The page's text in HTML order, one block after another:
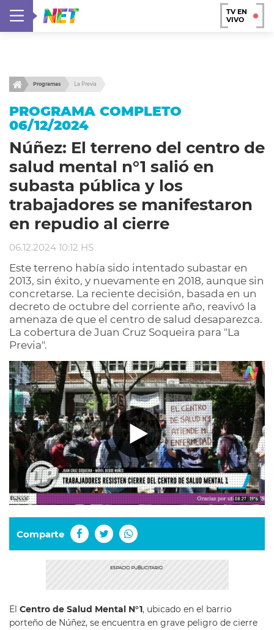
TV EN
VIVO
Programas La Previa
PROGRAMA COMPLETO
06/12/2024
Núñez: El terreno del centro de
salud mental n°1 salió en
subasta pública y los
trabajadores se manifestaron
en repudio al cierre
06.12.2024 10:12 HS
Este terreno había sido intentado subastar en
2013, sin éxito, y nuevamente en 2018, aunque sin
concretarse. La reciente decisión, basada en un
decreto de octubre del corriente año, reavivó la
amenaza de que el centro de salud desaparezca.
La cobertura de Juan Cruz Soqueira para "La
Previa".
Comparte
El Centro de Salud Mental N°1, ubicado en el barrio
porteño de Núñez, se encuentra en grave peligro de cierre